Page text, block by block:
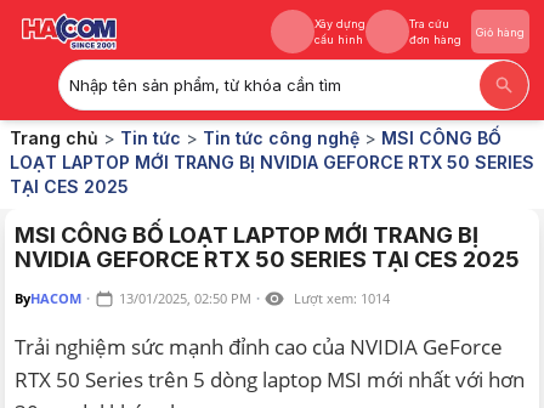
Xây dựng
cấu hình
Tra cứu
đơn hàng
Giỏ hàng
Nhập tên sản phẩm, từ khóa cần tìm
Xây dựng
cấu hình
Tra cứu
đơn hàng
Giỏ hàng
Trang chủ > Tin tức > Tin tức công nghệ > MSI CÔNG BỐ
LOẠT LAPTOP MỚI TRANG BỊ NVIDIA GEFORCE RTX 50 SERIES
TẠI CES 2025
MSI CÔNG BỐ LOẠT LAPTOP MỚI TRANG BỊ
NVIDIA GEFORCE RTX 50 SERIES TẠI CES 2025
ByHACOM · 13/01/2025, 02:50 PM · Lượt xem: 1014
Trải nghiệm sức mạnh đỉnh cao của NVIDIA GeForce
RTX 50 Series trên 5 dòng laptop MSI mới nhất với hơn